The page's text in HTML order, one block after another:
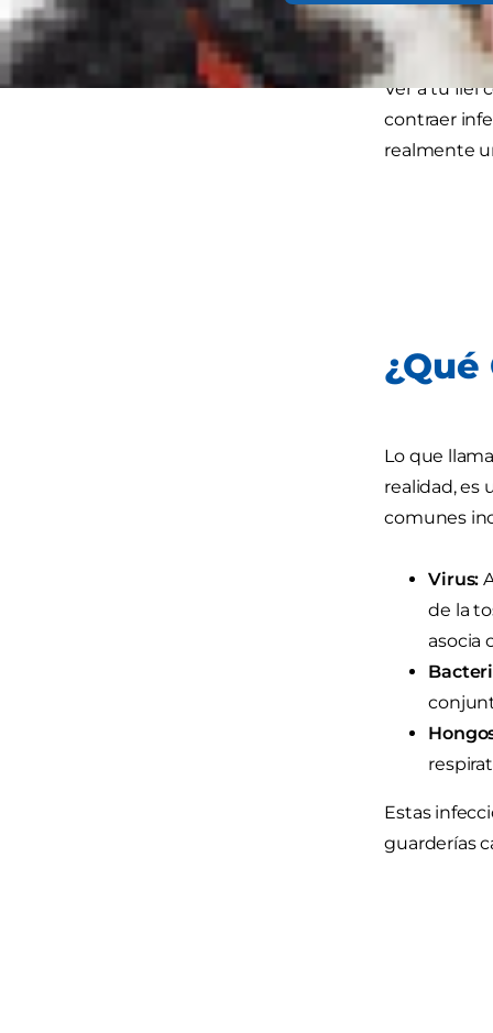
Ver a tu fiel
contraer
realmente
Lo que
realidad, es
comunes
Virus:
de la
asocia
Estas
guarderías